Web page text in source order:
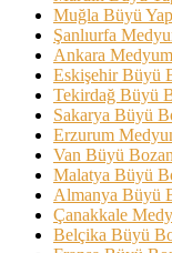
Muğla Büyü
Şanlıurfa
Ankara
Eskişehir Büyü
Tekirdağ Büyü
Sakarya Büyü
Erzurum
Van Büyü
Malatya Büyü
Almanya Büyü
Çanakkale
Belçika Büyü